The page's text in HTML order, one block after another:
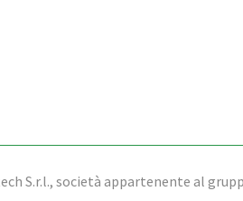
S.r.l., società appartenente al